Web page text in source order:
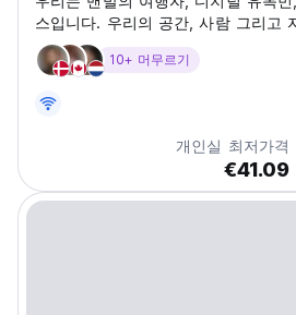
스입니다. 우리의 공간, 사람 그리고
10+ 머무르기
개인실 최저가격
€41.09